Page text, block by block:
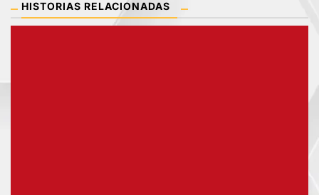
HISTORIAS RELACIONADAS